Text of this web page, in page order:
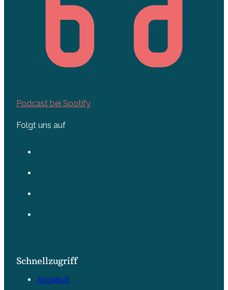
Podcast bei Spotify
Folgt uns auf
Schnellzugriff
Angebot